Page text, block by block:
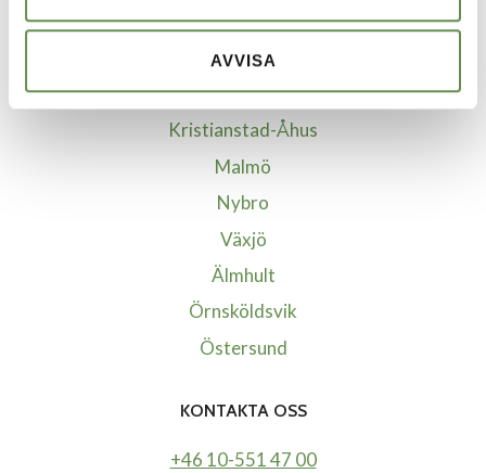
AVVISA
Helsingborg
Jönköping
Kalmar
Kristianstad-Åhus
Malmö
Nybro
Växjö
Älmhult
Örnsköldsvik
Östersund
KONTAKTA OSS
+46 10-551 47 00